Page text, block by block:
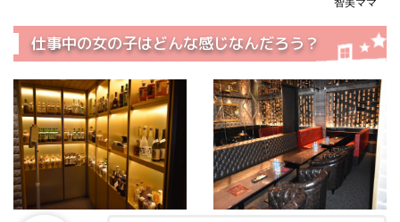
智美ママ
仕事中の女の子はどんな感じなんだろう？